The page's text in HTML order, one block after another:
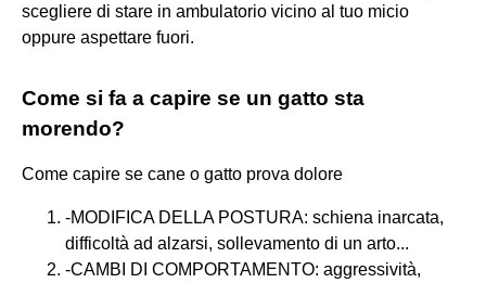
scegliere di stare in ambulatorio vicino al tuo micio
oppure aspettare fuori.
Come si fa a capire se un gatto sta
morendo?
Come capire se cane o gatto prova dolore
-MODIFICA DELLA POSTURA: schiena inarcata,
difficoltà ad alzarsi, sollevamento di un arto...
-CAMBI DI COMPORTAMENTO: aggressività,